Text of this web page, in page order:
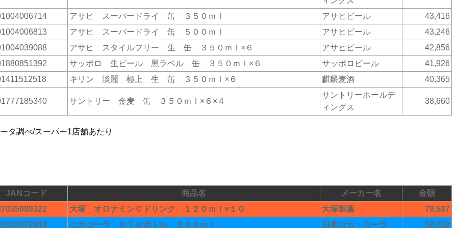
アサヒ スーパードライ 缶 ３５０ｍｌ アサヒビール
43,416
アサヒ スーパードライ 缶 ５００ｍｌ アサヒビール
43,246
アサヒ スタイルフリー 生 缶 ３５０ｍｌ×６ アサヒビール
42,856
サッポロ 生ビール 黒ラベル 缶 ３５０ｍｌ×６ サッポロビール
41,926
キリン 淡麗 極上 生 缶 ３５０ｍｌ×６ 麒麟麦酒 40,365
サントリー 金麦 缶 ３５０ｍｌ×６×４
サントリーホールデ
ィングス
38,660
タ調べ/スーパー1店舗あたり
JANコード 商品名 メーカー名
金額
大塚 オロナミンＣドリンク １２０ｍｌ×１０ 大塚製薬
79,587
コカコーラ ＯＴＧボトル ５００ｍｌ 日本コカ・コーラ 52,252